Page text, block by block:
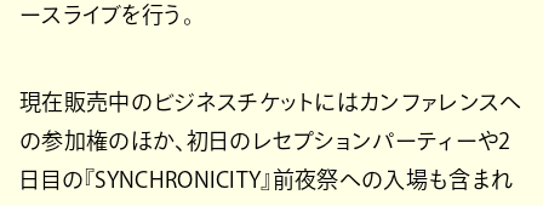
ースライブを行う。
現在販売中のビジネスチケットにはカンファレンスへ
の参加権のほか、初日のレセプションパーティーや2
日目の『SYNCHRONICITY』前夜祭への入場も含まれ